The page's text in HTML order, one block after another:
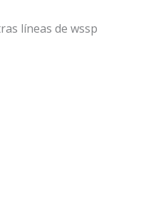
líneas de wssp